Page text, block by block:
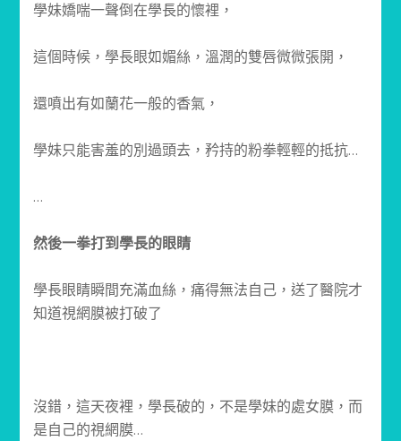
學妹嬌喘一聲倒在學長的懷裡，
這個時候，學長眼如媚絲，溫潤的雙唇微微張開，
還噴出有如蘭花一般的香氣，
學妹只能害羞的別過頭去，矜持的粉拳輕輕的抵抗…
…
然後一拳打到學長的眼睛
學長眼睛瞬間充滿血絲，痛得無法自己，送了醫院才
知道視網膜被打破了
沒錯，這天夜裡，學長破的，不是學妹的處女膜，而
是自己的視網膜…